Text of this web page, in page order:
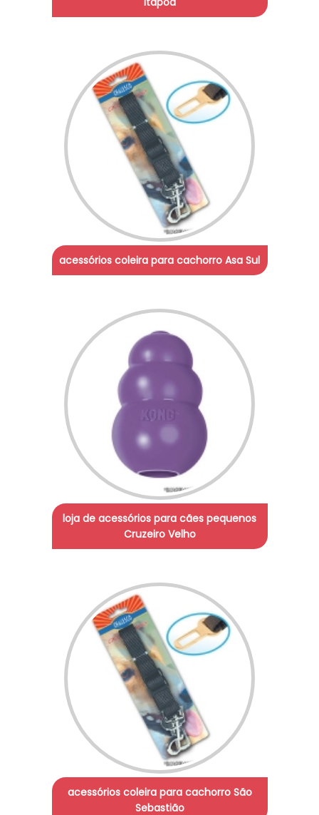
acessórios coleira para cachorro Asa Sul
loja de acessórios para cães pequenos
Cruzeiro Velho
acessórios coleira para cachorro São
Sebastião